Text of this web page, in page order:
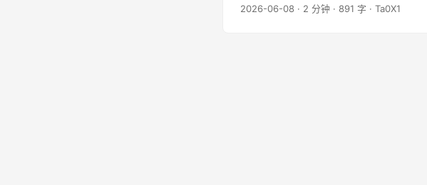
2026-06-08 · 2 分钟 · 891 字 · Ta0X1